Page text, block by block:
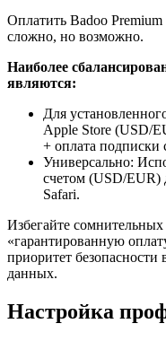
Оплатить Badoo
сложно, но возможно.
Наиболее
являются:
Для
Apple Store (USD/
+ оплата подписки
Универсально:
счетом (USD/EUR)
Safari.
Избегайте
«гарантированную
приоритет
данных.
Настройка